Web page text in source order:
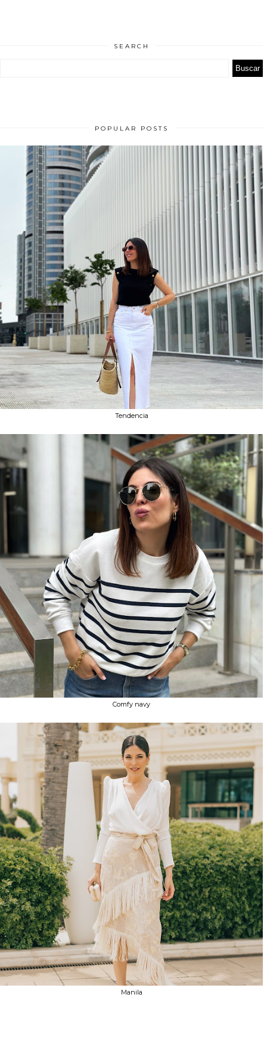
SEARCH
POPULAR POSTS
Tendencia
Comfy navy
Manila